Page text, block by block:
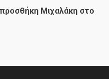
Μιχαλάκη στο